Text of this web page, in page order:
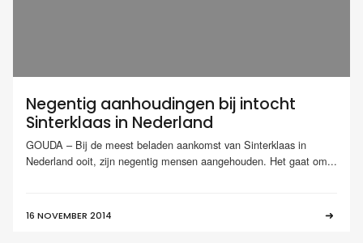
Negentig aanhoudingen bij intocht
Sinterklaas in Nederland
GOUDA – Bij de meest beladen aankomst van Sinterklaas in
Nederland ooit, zijn negentig mensen aangehouden. Het gaat om...
16 NOVEMBER 2014